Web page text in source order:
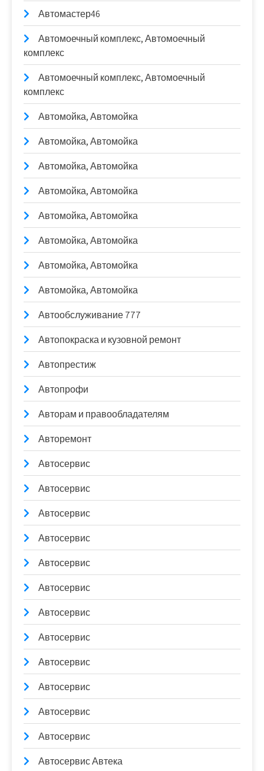
Автомастер46
Автомоечный комплекс, Автомоечный
комплекс
Автомоечный комплекс, Автомоечный
комплекс
Автомойка, Автомойка
Автомойка, Автомойка
Автомойка, Автомойка
Автомойка, Автомойка
Автомойка, Автомойка
Автомойка, Автомойка
Автомойка, Автомойка
Автомойка, Автомойка
Автообслуживание 777
Автопокраска и кузовной ремонт
Автопрестиж
Автопрофи
Авторам и правообладателям
Авторемонт
Автосервис
Автосервис
Автосервис
Автосервис
Автосервис
Автосервис
Автосервис
Автосервис
Автосервис
Автосервис
Автосервис
Автосервис
Автосервис Автека